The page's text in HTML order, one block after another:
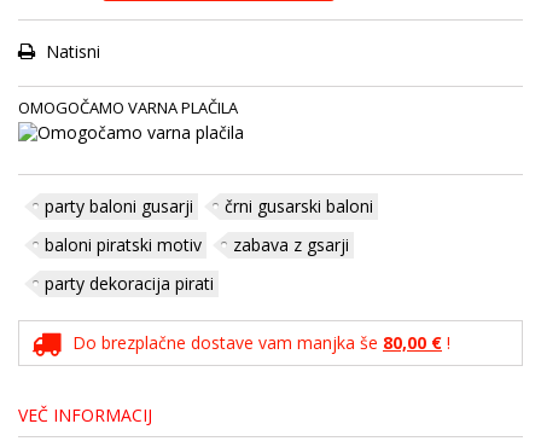
Natisni
OMOGOČAMO VARNA PLAČILA
party baloni gusarji
črni gusarski baloni
baloni piratski motiv
zabava z gsarji
party dekoracija pirati
Do brezplačne dostave vam manjka še 80,00 € !
VEČ INFORMACIJ